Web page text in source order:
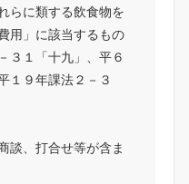
らに類する飲食物を
用」に該当するもの
３１「十九」、平６
１９年課法２－３
、打合せ等が含ま